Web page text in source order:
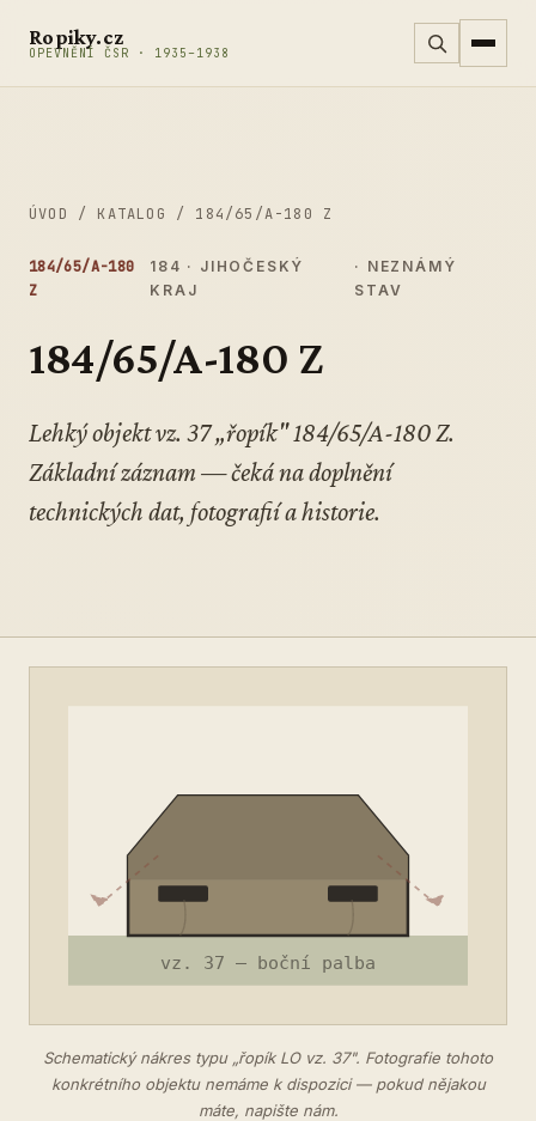
Ropiky.cz
OPEVNĚNÍ ČSR · 1935–1938
ÚVOD / KATALOG / 184/65/A-180 Z
184/65/A-180
Z
184 · JIHOČESKÝ
KRAJ
· NEZNÁMÝ
STAV
184/65/A-180 Z
Lehký objekt vz. 37 „řopík" 184/65/A-180 Z.
Základní záznam — čeká na doplnění
technických dat, fotografií a historie.
Schematický nákres typu „řopík LO vz. 37". Fotografie tohoto
konkrétního objektu nemáme k dispozici — pokud nějakou
máte, napište nám.